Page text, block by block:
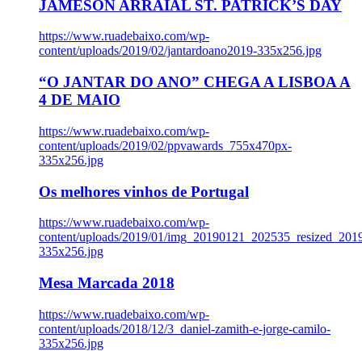
JAMESON ARRAIAL ST. PATRICK’S DAY
https://www.ruadebaixo.com/wp-
content/uploads/2019/02/jantardoano2019-335x256.jpg
“O JANTAR DO ANO” CHEGA A LISBOA A
4 DE MAIO
https://www.ruadebaixo.com/wp-
content/uploads/2019/02/ppvawards_755x470px-
335x256.jpg
Os melhores vinhos de Portugal
https://www.ruadebaixo.com/wp-
content/uploads/2019/01/
335x256.jpg
Mesa Marcada 2018
https://www.ruadebaixo.com/wp-
content/uploads/2018/12/3_daniel-zamith-e-jorge-camilo-
335x256.jpg